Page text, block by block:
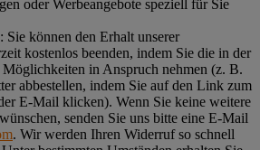
oder Werbeangebote speziell für Sie
Sie können den Erhalt unserer
kostenlos beenden, indem Sie die in der
in Anspruch nehmen (z. B.
abbestellen, indem Sie auf den Link zum
E-Mail klicken). Wenn Sie keine weitere
senden Sie uns bitte eine E-Mail
. Wir werden Ihren Widerruf so schnell